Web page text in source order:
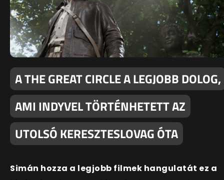
A THE GREAT CIRCLE A LEGJOBB DOLOG,
AMI INDYVEL TÖRTÉNHETETT AZ
UTOLSÓ KERESZTESLOVAG ÓTA
Simán hozza a legjobb filmek hangulatát ez a